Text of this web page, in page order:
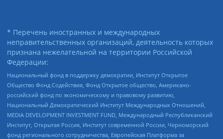
* Перечень иностранных и международных
неправительственных организаций, деятельность которых
признана нежелательной на территории Российской
Федерации:
Национальный фонд в поддержку демократии, Институт Открытое
Общество Фонд Содействия, Фонд Открытое общество, Американо-
российский фонд по экономическому и правовому развитию,
Национальный Демократический Институт Международных Отношений,
MEDIA DEVELOPMENT INVESTMENT FUND, Международный Республиканский
Институт, Открытая Россия, Институт современной России, Черноморский
фонд регионального сотрудничества, Европейская Платформа за